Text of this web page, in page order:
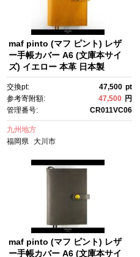
maf pinto (マフ ピント) レザ
ー手帳カバー A6 (文庫本サイ
ズ) イエロー 本革 日本製
交換pt: 47,500 pt
参考寄附額:
47,500 円
管理番号:
CR011VC06
九州地方
福岡県 大川市
maf pinto (マフ ピント) レザ
ー手帳カバー A6 (文庫本サイ